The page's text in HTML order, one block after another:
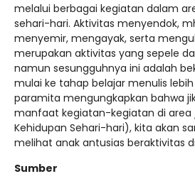
melalui berbagai kegiatan dalam
sehari-hari. Aktivitas menyendok,
menyemir, mengayak, serta
merupakan aktivitas yang sepele
namun sesungguhnya ini adalah
mulai ke tahap belajar menulis
paramita mengungkapkan bahwa
manfaat kegiatan-kegiatan di area
Kehidupan Sehari-hari), kita akan
melihat anak antusias beraktivitas
Sumber